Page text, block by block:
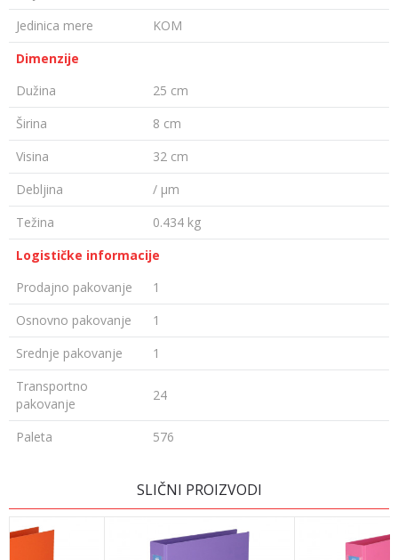
Jedinica mere
KOM
Dimenzije
Dužina
25 cm
Širina
8 cm
Visina
32 cm
Debljina
/ µm
Težina
0.434 kg
Logističke informacije
Prodajno pakovanje
1
Osnovno pakovanje
1
Srednje pakovanje
1
Transportno
pakovanje
24
Paleta 576
Ime/Nadimak
SLIČNI PROIZVODI